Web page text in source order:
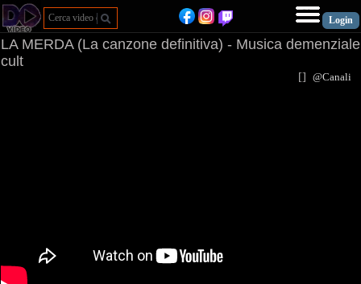
LA MERDA (La canzone definitiva) - Musica demenziale
cult
[] @Canali